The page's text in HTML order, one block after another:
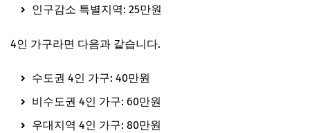
인구감소 특별지역: 25만원
4인 가구라면 다음과 같습니다.
수도권 4인 가구: 40만원
비수도권 4인 가구: 60만원
우대지역 4인 가구: 80만원